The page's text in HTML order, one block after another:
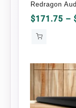
Redragon
Gamer H120
$171.75 –